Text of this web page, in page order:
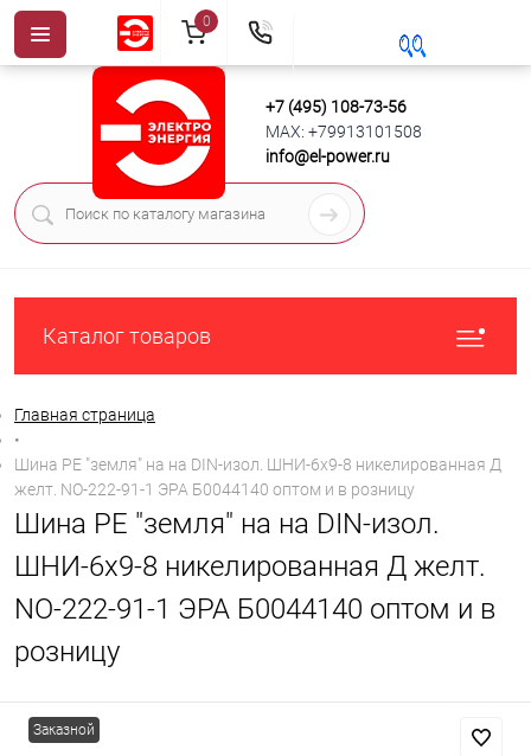
+7 (495) 108-73-56
MAX: +79913101508
info@el-power.ru
Каталог товаров
Главная страница
•
Шина PE "земля" на на DIN-изол. ШНИ-6х9-8 никелированная Д
желт. NO-222-91-1 ЭРА Б0044140 оптом и в розницу
Шина PE "земля" на на DIN-изол.
ШНИ-6х9-8 никелированная Д желт.
NO-222-91-1 ЭРА Б0044140 оптом и в
розницу
Заказной
0